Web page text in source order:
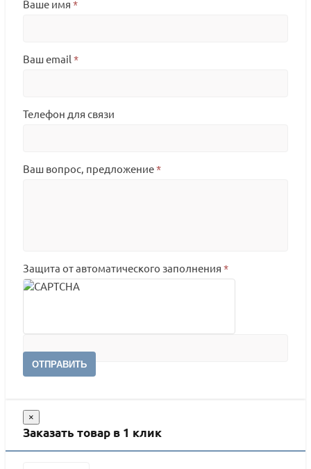
Ваше имя *
Ваш email *
Телефон для связи
Ваш вопрос, предложение*
Защита от автоматического заполнения *
ОТПРАВИТЬ
×
Заказать товар в 1 клик